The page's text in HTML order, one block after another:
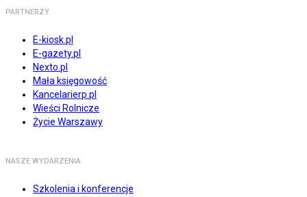
PARTNERZY
E-kiosk.pl
E-gazety.pl
Nexto.pl
Mała księgowość
Kancelarierp.pl
Wieści Rolnicze
Życie Warszawy
NASZE WYDARZENIA
Szkolenia i konferencje